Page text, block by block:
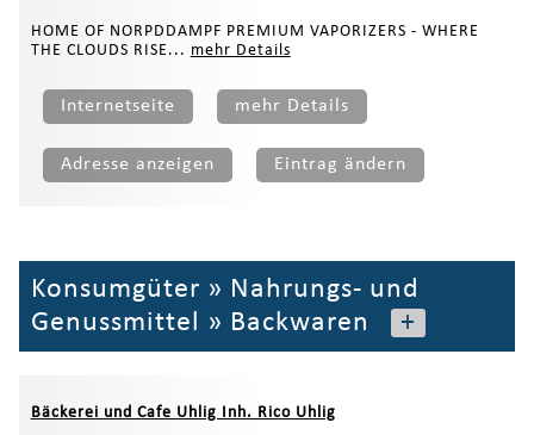
HOME OF NORPDDAMPF PREMIUM VAPORIZERS - WHERE
THE CLOUDS RISE... mehr Details
Internetseite mehr Details
Adresse anzeigen Eintrag ändern
Konsumgüter » Nahrungs- und
Genussmittel » Backwaren +
Bäckerei und Cafe Uhlig Inh. Rico Uhlig